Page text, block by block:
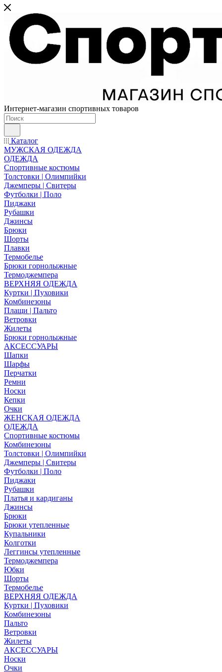
Интернет-магазин спортивных товаров
Каталог
МУЖСКАЯ ОДЕЖДА
ОДЕЖДА
Спортивные костюмы
Толстовки | Олимпийки
Джемперы | Свитеры
Футболки | Поло
Пиджаки
Рубашки
Джинсы
Брюки
Шорты
Плавки
Термобелье
Брюки горнолыжные
Термоджемпера
ВЕРХНЯЯ ОДЕЖДА
Куртки | Пуховики
Комбинезоны
Плащи | Пальто
Ветровки
Жилеты
Брюки горнолыжные
АКСЕССУАРЫ
Шапки
Шарфы
Перчатки
Ремни
Носки
Кепки
Очки
ЖЕНСКАЯ ОДЕЖДА
ОДЕЖДА
Спортивные костюмы
Комбинезоны
Толстовки | Олимпийки
Джемперы | Свитеры
Футболки | Поло
Пиджаки
Рубашки
Платья и кардиганы
Джинсы
Брюки
Брюки утепленные
Купальники
Колготки
Леггинсы утепленные
Термоджемпера
Юбки
Шорты
Термобелье
ВЕРХНЯЯ ОДЕЖДА
Куртки | Пуховики
Комбинезоны
Пальто
Ветровки
Жилеты
АКСЕССУАРЫ
Носки
Очки